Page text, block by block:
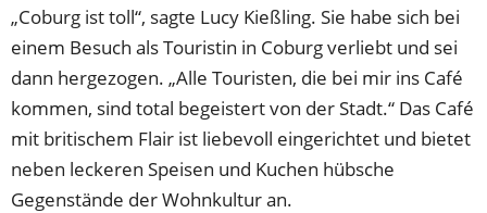
„Coburg ist toll“, sagte Lucy Kießling. Sie habe sich bei
einem Besuch als Touristin in Coburg verliebt und sei
dann hergezogen. „Alle Touristen, die bei mir ins Café
kommen, sind total begeistert von der Stadt.“ Das Café
mit britischem Flair ist liebevoll eingerichtet und bietet
neben leckeren Speisen und Kuchen hübsche
Gegenstände der Wohnkultur an.